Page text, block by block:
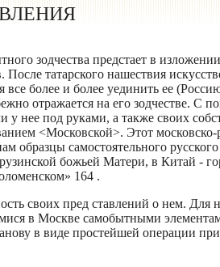
зодчества предстает в
татарского нашествия
более и более уединить ее
отражается на его зодчестве. С
нее под руками, а также своих
<Московской>. Этот
образцы самостоятельного
божьей Матери, в Китай -
164 .
своих пред­ ставлений о нем. Для
в Москве самобытными
в виде простейшей операции